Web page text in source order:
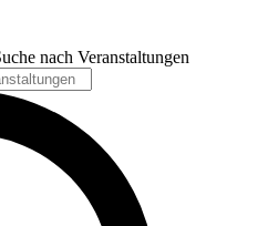
nach Veranstaltungen